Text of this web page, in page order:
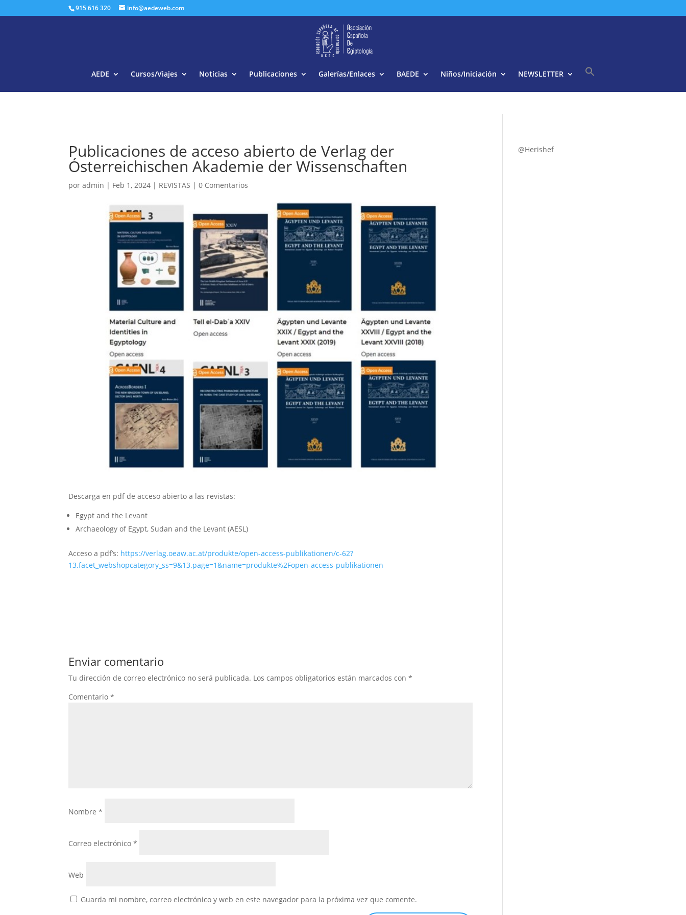
915 616 320 info@aedeweb.com
AEDE Cursos/Viajes Noticias Publicaciones Galerías/Enlaces BAEDE Niños/Iniciación NEWSLETTER
Publicaciones de acceso abierto de Verlag der
Ósterreichischen Akademie der Wissenschaften
poradmin | Feb 1, 2024 | REVISTAS |0 Comentarios
Descarga en pdf de acceso abierto a las revistas:
Egypt and the Levant
Archaeology of Egypt, Sudan and the Levant (AESL)
Acceso a pdf’s: https://verlag.oeaw.ac.at/produkte/open-access-publikationen/c-62?
13.facet_webshopcategory_ss=9&13.page=1&name=produkte%2Fopen-access-publikationen
Enviar comentario
Tu dirección de correo electrónico no será publicada. Los campos obligatorios están marcados con*
Comentario*
Nombre*
Correo electrónico*
Web
Guarda mi nombre, correo electrónico y web en este navegador para la próxima vez que comente.
@Herishef